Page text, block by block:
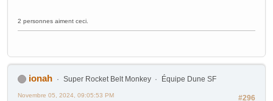
2 personnes aiment ceci.
ionah Super Rocket Belt Monkey Équipe Dune SF
#296
Novembre 05, 2024, 09:05:53 PM